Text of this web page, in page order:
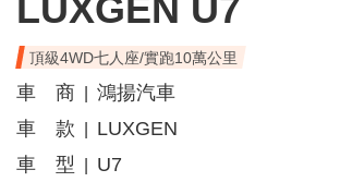
LUXGEN U7
頂級4WD七人座/實跑10萬公里
車 商
鴻揚汽車
車 款
LUXGEN
車 型
U7